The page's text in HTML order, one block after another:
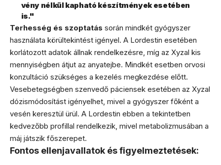
vény nélkül kapható készítmények esetében
is."
Terhesség és szoptatás során mindkét gyógyszer
használata körültekintést igényel. A Lordestin esetében
korlátozott adatok állnak rendelkezésre, míg az Xyzal kis
mennyiségben átjut az anyatejbe. Mindkét esetben orvosi
konzultáció szükséges a kezelés megkezdése előtt.
Vesebetegségben szenvedő páciensek esetében az Xyzal
dózismódosítást igényelhet, mivel a gyógyszer főként a
vesén keresztül ürül. A Lordestin ebben a tekintetben
kedvezőbb profillal rendelkezik, mivel metabolizmusában a
máj játszik főszerepet.
Fontos ellenjavallatok és figyelmeztetések: